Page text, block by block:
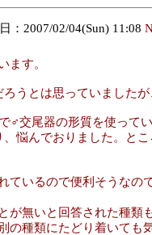
：2007/02/04(Sun) 11:08
ます。
とは思っていましたが
交尾器の形質を使って
悩んでおりました。と
いるので便利そうな
無いと回答された種類
種類にたどり着いても